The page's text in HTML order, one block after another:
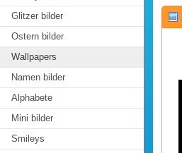
Glitzer bilder
Ostern bilder
Wallpapers
Namen bilder
Alphabete
Mini bilder
Smileys